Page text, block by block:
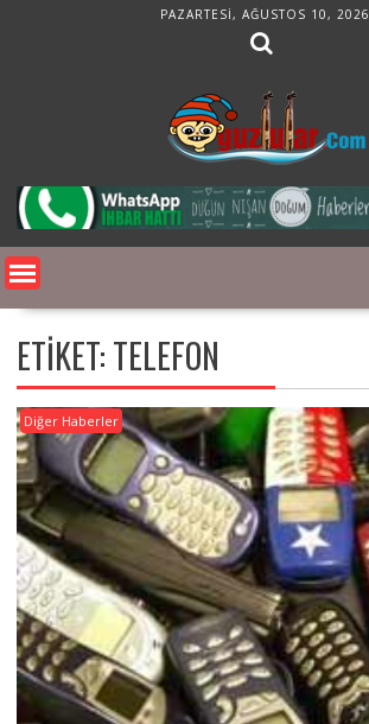
PAZARTESI, AĞUSTOS 10, 2026
ETIKET:TELEFON
Diğer Haberler